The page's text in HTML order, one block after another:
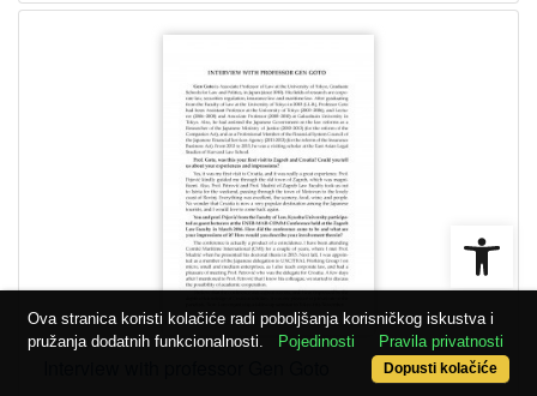
Ova stranica koristi kolačiće radi poboljšanja korisničkog iskustva i
pružanja dodatnih funkcionalnosti.
Pojedinosti Pravila privatnosti
Dopusti kolačiće